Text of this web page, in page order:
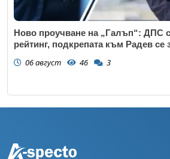
Ново проучване на „Галъп“: ДПС
рейтинг, подкрепата към Радев се
06 август 46 3